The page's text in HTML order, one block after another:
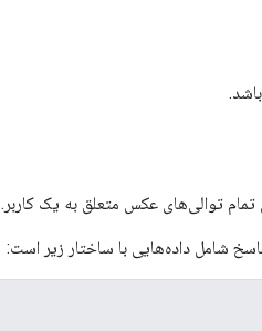
توالی‌های عکس متعلق به یک کاربر.
شامل داده‌هایی با ساختار زیر است: